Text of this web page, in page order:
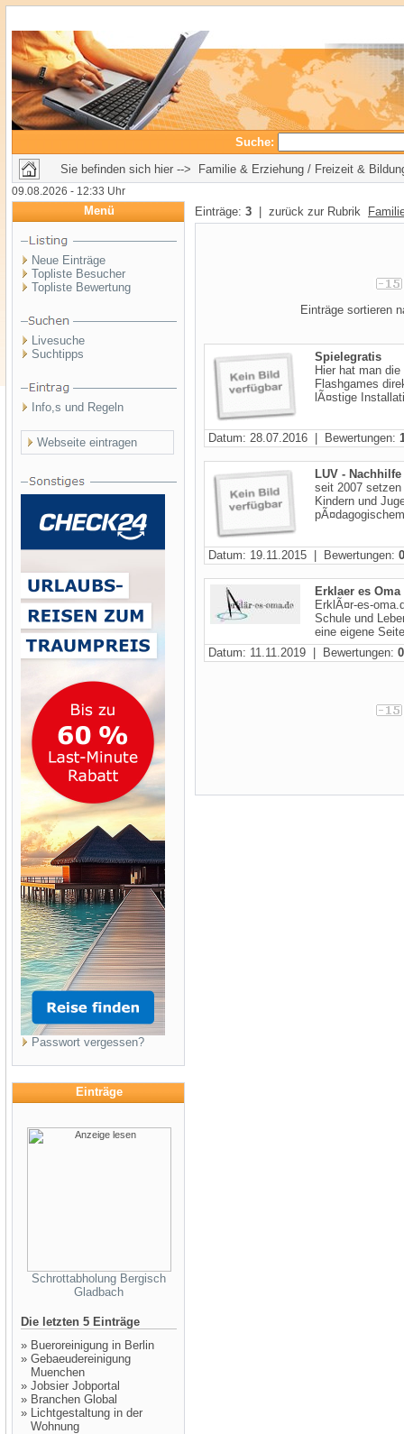
Suche:
Sie befinden sich hier --> Familie & Erziehung / Freizeit &
09.08.2026 - 12:33 Uhr
Menü
Neue Einträge
Topliste Besucher
Topliste Bewertung
Livesuche
Suchtipps
Info,s und Regeln
Webseite eintragen
Passwort vergessen?
Einträge
Schrottabholung Bergisch
Gladbach
Die letzten 5 Einträge
» Bueroreinigung in Berlin
» Gebaeudereinigung
Muenchen
» Jobsier Jobportal
» Branchen Global
» Lichtgestaltung in der
Wohnung
Einträge: 3 | zurück zur Rubrik
Einträge sortieren
Spielegratis
Hier hat man
Flashgames
lÃ¤stige
Datum: 28.07.2016 | Bewertungen:
LUV -
seit 2007 setzen
Kindern und
Datum: 19.11.2015 | Bewertungen: 0
Erklaer es
ErklÃ¤r-es-
Schule und
eine eigene
Datum: 11.11.2019 | Bewertungen: 0